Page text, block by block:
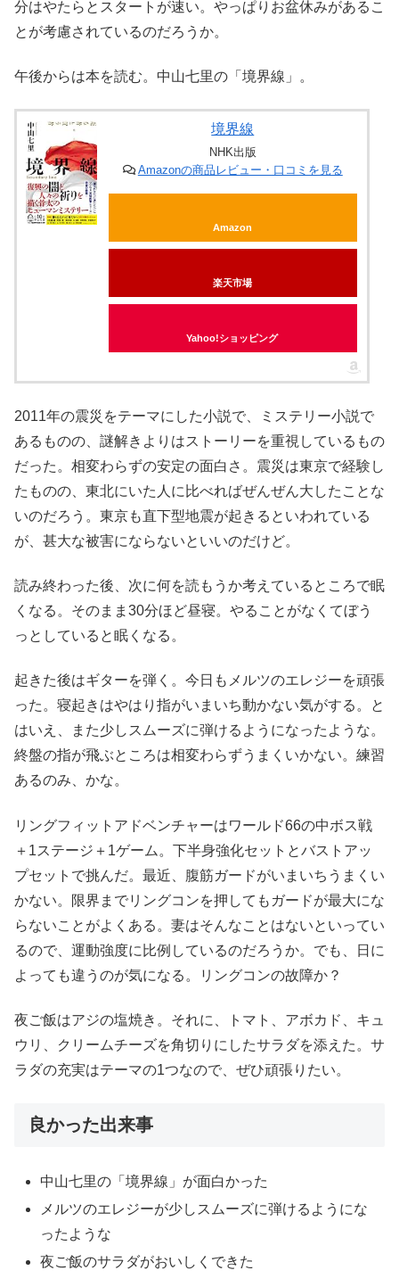
分はやたらとスタートが速い。やっぱりお盆休みがあるこ
とが考慮されているのだろうか。
午後からは本を読む。中山七里の「境界線」。
境界線
NHK出版
Amazonの商品レビュー・口コミを見る
Amazon
楽天市場
Yahoo!ショッピング
2011年の震災をテーマにした小説で、ミステリー小説で
あるものの、謎解きよりはストーリーを重視しているもの
だった。相変わらずの安定の面白さ。震災は東京で経験し
たものの、東北にいた人に比べればぜんぜん大したことな
いのだろう。東京も直下型地震が起きるといわれている
が、甚大な被害にならないといいのだけど。
読み終わった後、次に何を読もうか考えているところで眠
くなる。そのまま30分ほど昼寝。やることがなくてぼう
っとしていると眠くなる。
起きた後はギターを弾く。今日もメルツのエレジーを頑張
った。寝起きはやはり指がいまいち動かない気がする。と
はいえ、また少しスムーズに弾けるようになったような。
終盤の指が飛ぶところは相変わらずうまくいかない。練習
あるのみ、かな。
リングフィットアドベンチャーはワールド66の中ボス戦
＋1ステージ＋1ゲーム。下半身強化セットとバストアッ
プセットで挑んだ。最近、腹筋ガードがいまいちうまくい
かない。限界までリングコンを押してもガードが最大にな
らないことがよくある。妻はそんなことはないといってい
るので、運動強度に比例しているのだろうか。でも、日に
よっても違うのが気になる。リングコンの故障か？
夜ご飯はアジの塩焼き。それに、トマト、アボカド、キュ
ウリ、クリームチーズを角切りにしたサラダを添えた。サ
ラダの充実はテーマの1つなので、ぜひ頑張りたい。
良かった出来事
中山七里の「境界線」が面白かった
メルツのエレジーが少しスムーズに弾けるようにな
ったような
夜ご飯のサラダがおいしくできた